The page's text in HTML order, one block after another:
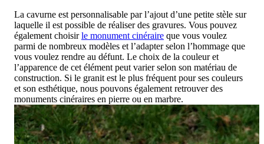
La cavurne est personnalisable par l’ajout d’une petite stèle sur
laquelle il est possible de réaliser des gravures. Vous pouvez
également choisirle monument cinéraire que vous voulez
parmi de nombreux modèles et l’adapter selon l’hommage que
vous voulez rendre au défunt. Le choix de la couleur et
l’apparence de cet élément peut varier selon son matériau de
construction. Si le granit est le plus fréquent pour ses couleurs
et son esthétique, nous pouvons également retrouver des
monuments cinéraires en pierre ou en marbre.